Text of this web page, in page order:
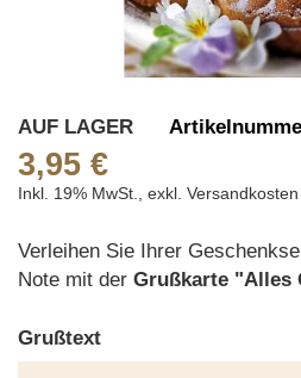
Skip
to
the
of
the
gallery
AUF LAGER
3,95 €
Inkl. 19% MwSt., exkl. Versandkosten
Verleihen Sie Ihrer
Note mit der Grußkarte "Alles
Grußtext